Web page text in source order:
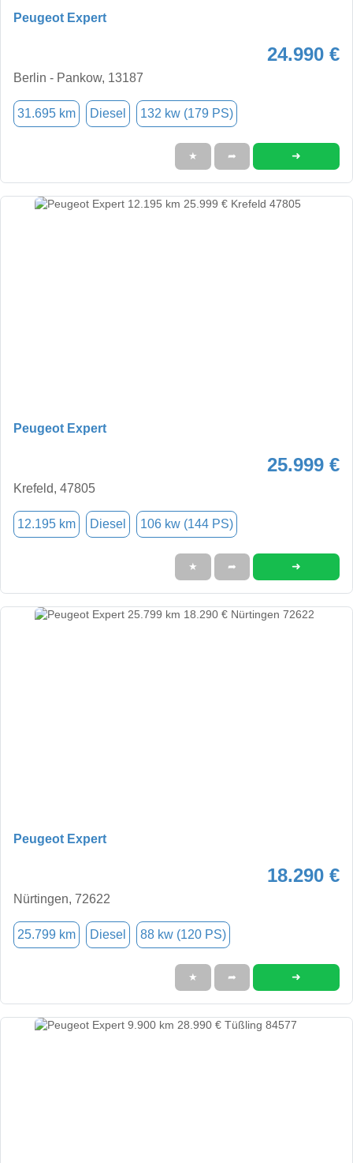
Peugeot Expert
24.990 €
Berlin - Pankow, 13187
31.695 km Diesel 132 kw (179 PS)
★ ➦ ➜
Peugeot Expert
25.999 €
Krefeld, 47805
12.195 km Diesel 106 kw (144 PS)
★ ➦ ➜
Peugeot Expert
18.290 €
Nürtingen, 72622
25.799 km Diesel 88 kw (120 PS)
★ ➦ ➜